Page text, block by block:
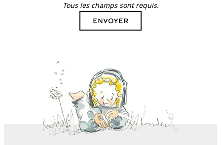
Tous les champs sont requis.